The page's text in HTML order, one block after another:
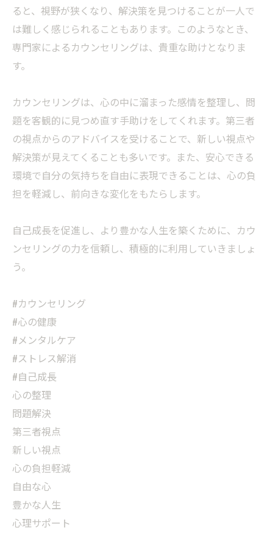
ると、視野が狭くなり、解決策を見つけることが一人で
は難しく感じられることもあります。このようなとき、
専門家によるカウンセリングは、貴重な助けとなりま
す。
カウンセリングは、心の中に溜まった感情を整理し、問
題を客観的に見つめ直す手助けをしてくれます。第三者
の視点からのアドバイスを受けることで、新しい視点や
解決策が見えてくることも多いです。また、安心できる
環境で自分の気持ちを自由に表現できることは、心の負
担を軽減し、前向きな変化をもたらします。
自己成長を促進し、より豊かな人生を築くために、カウ
ンセリングの力を信頼し、積極的に利用していきましょ
う。
#カウンセリング
#心の健康
#メンタルケア
#ストレス解消
#自己成長
心の整理
問題解決
第三者視点
新しい視点
心の負担軽減
自由な心
豊かな人生
心理サポート